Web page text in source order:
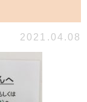
2021.04.08